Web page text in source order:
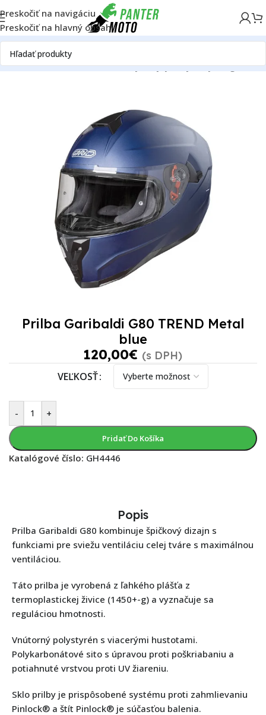
Preskočiť na navigáciu
Preskočiť na hlavný obsah
DomovON ROADOblečenie a výstrojVýstrojPrilbyIntegrálne
Prilba Garibaldi G80 TREND Metal
blue
120,00€ (s DPH)
VEĽKOSŤ
- +
Pridať Do Košíka
Katalógové číslo: GH4446
Popis
Prilba Garibaldi G80 kombinuje špičkový dizajn s
funkciami pre sviežu ventiláciu celej tváre s maximálnou
ventiláciou.
Táto prilba je vyrobená z ľahkého plášťa z
termoplastickej živice (1450+-g) a vyznačuje sa
reguláciou hmotnosti.
Vnútorný polystyrén s viacerými hustotami.
Polykarbonátové sito s úpravou proti poškriabaniu a
potiahnuté vrstvou proti UV žiareniu.
Sklo prilby je prispôsobené systému proti zahmlievaniu
Pinlock® a štít Pinlock® je súčasťou balenia.